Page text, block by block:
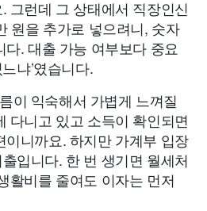
그런데 그 상태에서 직장인신
원을 추가로 넣으려니, 숫자
. 대출 가능 여부보다 중요
냐’였습니다.
이 익숙해서 가볍게 느껴질
다니고 있고 소득이 확인되면
이니까요. 하지만 가계부 입장
입니다. 한 번 생기면 월세처
활비를 줄여도 이자는 먼저